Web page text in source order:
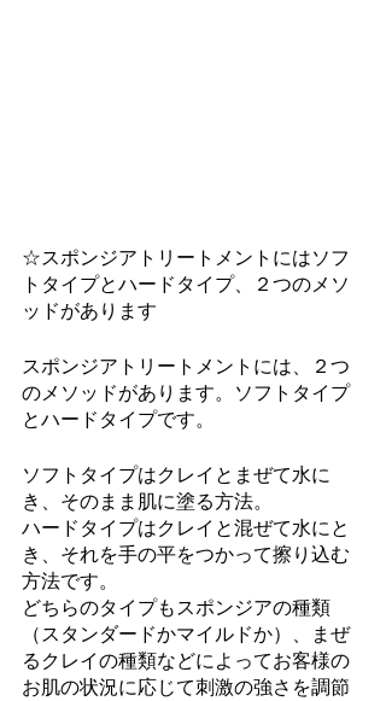
☆スポンジアトリートメントにはソフ
トタイプとハードタイプ、２つのメソ
ッドがあります
スポンジアトリートメントには、２つ
のメソッドがあります。ソフトタイプ
とハードタイプです。
ソフトタイプはクレイとまぜて水に
き、そのまま肌に塗る方法。
ハードタイプはクレイと混ぜて水にと
き、それを手の平をつかって擦り込む
方法です。
どちらのタイプもスポンジアの種類
（スタンダードかマイルドか）、まぜ
るクレイの種類などによってお客様の
お肌の状況に応じて刺激の強さを調節